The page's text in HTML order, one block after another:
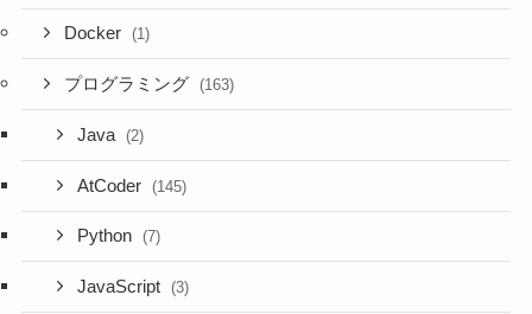
Docker (1)
プログラミング (163)
Java (2)
AtCoder (145)
Python (7)
JavaScript (3)